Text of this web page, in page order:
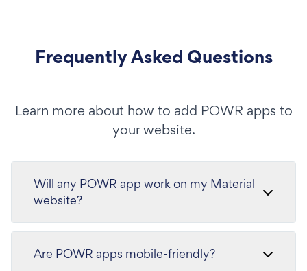
Frequently Asked Questions
Learn more about how to add POWR apps to
your website.
Will any POWR app work on my Material
website?
Are POWR apps mobile-friendly?